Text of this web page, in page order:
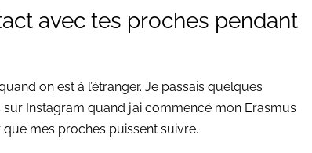
avec tes proches pendant
on est à l’étranger. Je passais quelques
Instagram quand j’ai commencé mon Erasmus
mes proches puissent suivre.